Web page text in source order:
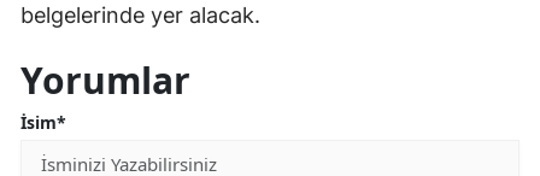
belgelerinde yer alacak.
Yorumlar
İsim*